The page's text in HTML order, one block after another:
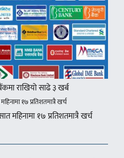
राखियो साढे ३ खर्ब
महिनामा १७ प्रतिशतमात्रै खर्च